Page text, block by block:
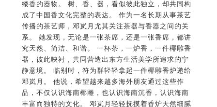
缕香的器物。 树、香、器，看似彼此独立，却共同构
成了中国香文化完整的表达。 作为一名长期从事茶艺
传播的茶艺师，邓岚月尤其关注茶器与香器之间的关
系。 她发现，无论是一张茶席，还是一张香席，都讲
究天然、简洁、和谐。 一杯茶，一炉香，一件椰雕香
器，彼此映衬，共同营造出东方生活美学所追求的宁
静意境。 临别时，符为群轻轻拿起一件椰雕香炉递给
邓岚月。 他说，希望越来越多海外朋友通过这些作
品，不仅认识海南椰雕，也认识海南沉香，认识海南
丰富而独特的文化。 邓岚月轻轻抚摸着香炉天然细腻